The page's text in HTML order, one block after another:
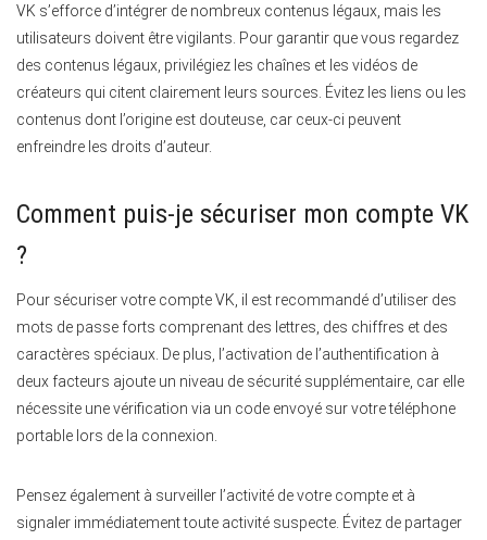
VK s’efforce d’intégrer de nombreux contenus légaux, mais les
utilisateurs doivent être vigilants. Pour garantir que vous regardez
des contenus légaux, privilégiez les chaînes et les vidéos de
créateurs qui citent clairement leurs sources. Évitez les liens ou les
contenus dont l’origine est douteuse, car ceux-ci peuvent
enfreindre les droits d’auteur.
Comment puis-je sécuriser mon compte VK
?
Pour sécuriser votre compte VK, il est recommandé d’utiliser des
mots de passe forts comprenant des lettres, des chiffres et des
caractères spéciaux. De plus, l’activation de l’authentification à
deux facteurs ajoute un niveau de sécurité supplémentaire, car elle
nécessite une vérification via un code envoyé sur votre téléphone
portable lors de la connexion.
Pensez également à surveiller l’activité de votre compte et à
signaler immédiatement toute activité suspecte. Évitez de partager